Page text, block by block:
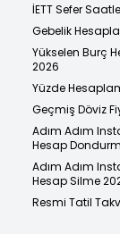
İETT Sefer
Gebelik
Yükselen Burç
2026
Yüzde
Geçmiş Döviz
Adım Adım
Hesap
Adım Adım
Hesap Silme
Resmi Tatil